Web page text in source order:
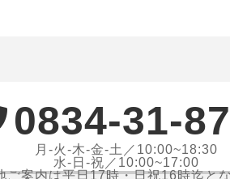
0834-31-
月-火-木-金-土／10:00~18:30
水-日-祝／10:00~17:00
ご案内は平日17時・日祝16時迄と